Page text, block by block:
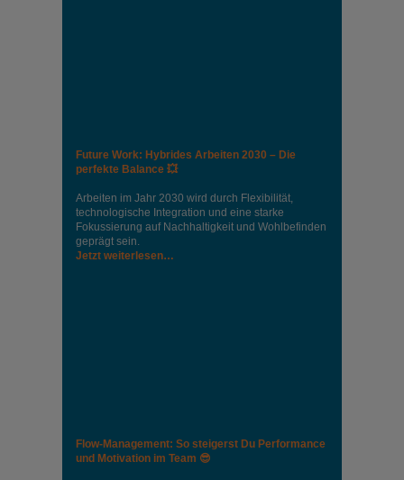
Future Work: Hybrides Arbeiten 2030 – Die
perfekte Balance 💥
Arbeiten im Jahr 2030 wird durch Flexibilität,
technologische Integration und eine starke
Fokussierung auf Nachhaltigkeit und Wohlbefinden
geprägt sein.
Jetzt weiterlesen…
Flow-Management: So steigerst Du Performance
und Motivation im Team 😎